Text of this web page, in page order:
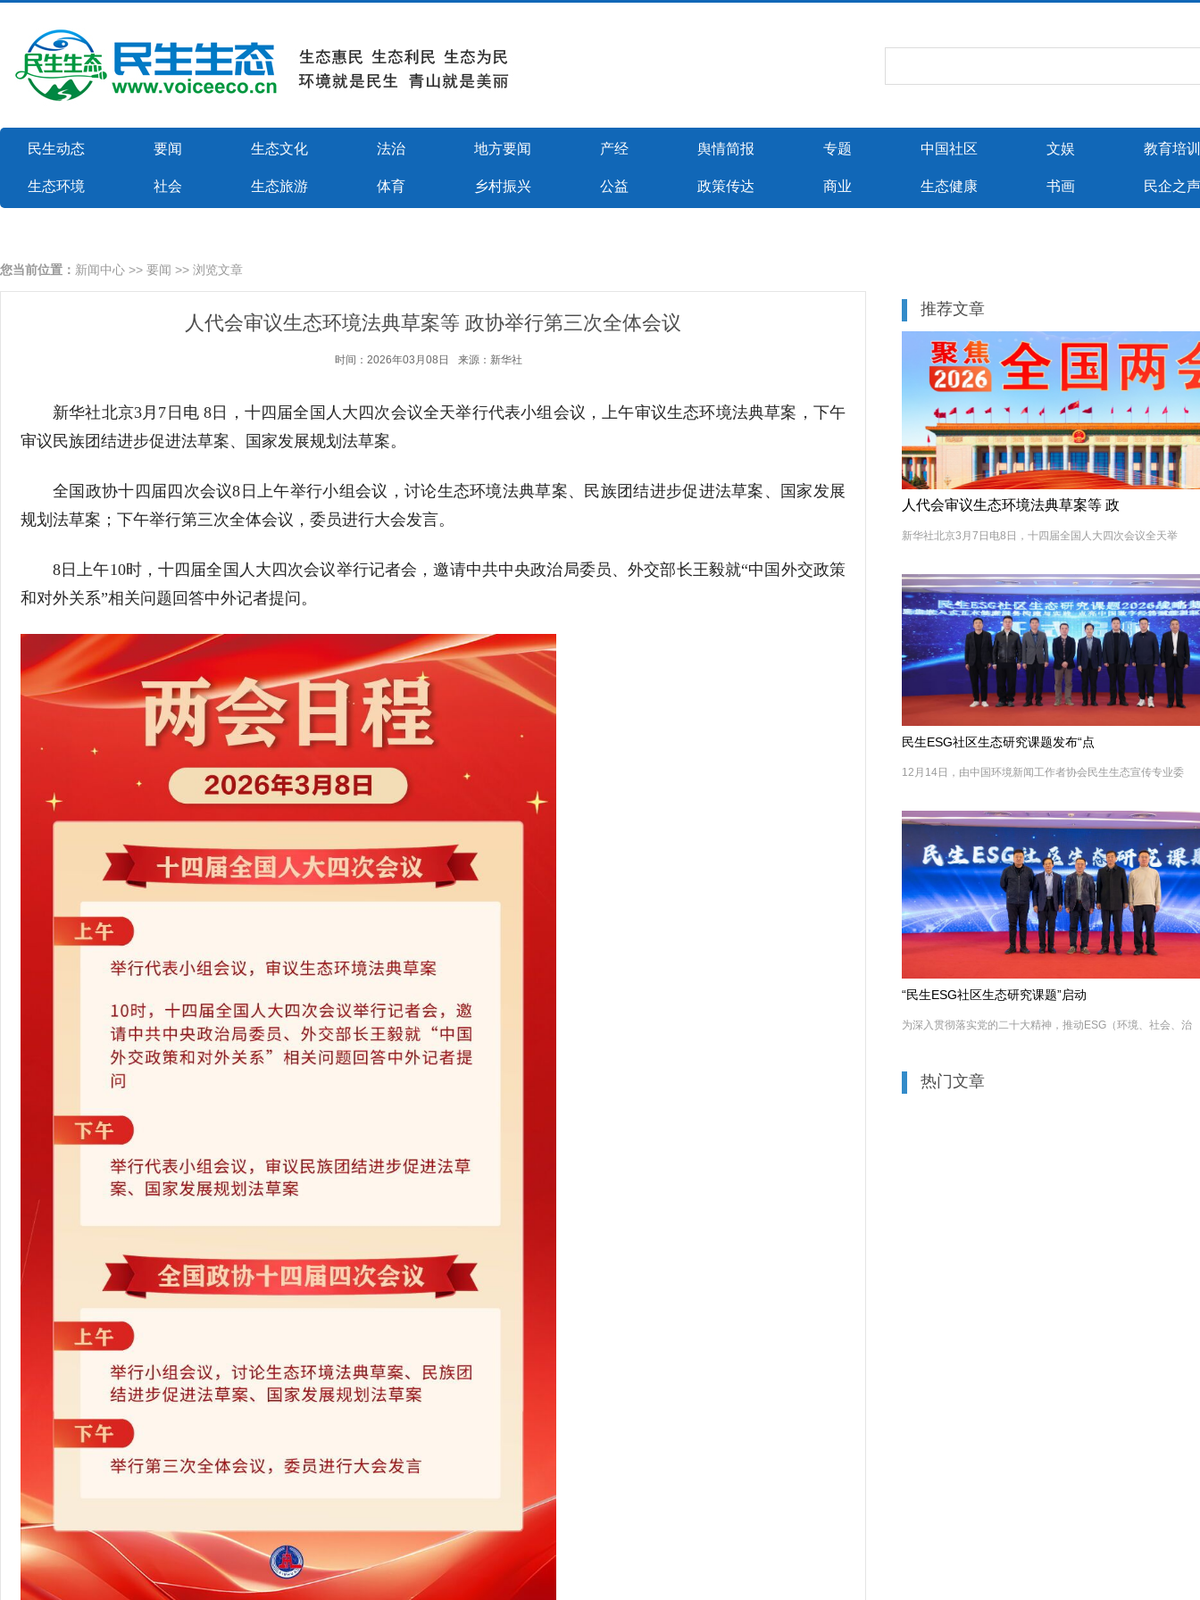
民生动态 要闻 生态文化 法治 地方要闻 产经 舆情简报 专题 中国社区 文娱 教育培训
生态环境 社会 生态旅游 体育 乡村振兴 公益 政策传达 商业 生态健康 书画 民企之声
您当前位置： 新闻中心 >> 要闻 >> 浏览文章
人代会审议生态环境法典草案等 政协举行第三次全体会议
时间：2026年03月08日 来源：新华社
新华社北京3月7日电 8日，十四届全国人大四次会议全天举行代表小组会议，上午审议生态环境法典草案，下午
审议民族团结进步促进法草案、国家发展规划法草案。
全国政协十四届四次会议8日上午举行小组会议，讨论生态环境法典草案、民族团结进步促进法草案、国家发展
规划法草案；下午举行第三次全体会议，委员进行大会发言。
8日上午10时，十四届全国人大四次会议举行记者会，邀请中共中央政治局委员、外交部长王毅就“中国外交政策
和对外关系”相关问题回答中外记者提问。
推荐文章
人代会审议生态环境法典草案等 政
新华社北京3月7日电8日，十四届全国人大四次会议全天举
民生ESG社区生态研究课题发布“点
12月14日，由中国环境新闻工作者协会民生生态宣传专业委
“民生ESG社区生态研究课题”启动
为深入贯彻落实党的二十大精神，推动ESG（环境、社会、治
热门文章